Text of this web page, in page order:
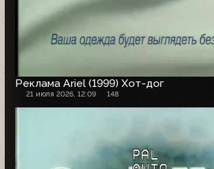
Реклама Ariel (1999) Хот-дог
21 июля 2026, 12:09 148